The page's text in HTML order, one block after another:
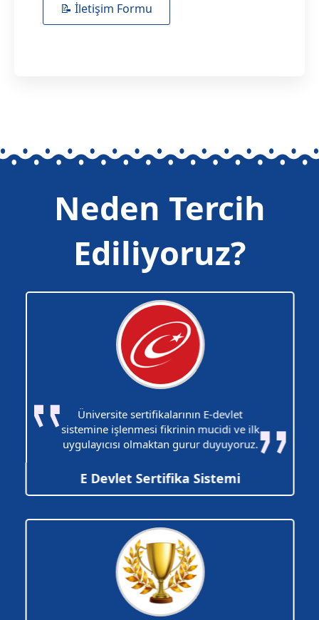
📝 İletişim Formu
Neden Tercih
Ediliyoruz?
Üniversite sertifikalarının E-devlet
sistemine işlenmesi fikrinin mucidi ve ilk
uygulayıcısı olmaktan gurur duyuyoruz.
E Devlet Sertifika Sistemi